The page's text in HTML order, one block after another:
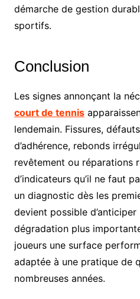
démarche de gestion
sportifs.
Conclusion
Les signes annonçant la
court de tennis
lendemain. Fissures,
d’adhérence, rebonds
revêtement ou réparations
d’indicateurs qu’il ne faut
un diagnostic dès les
devient possible d’anticiper
dégradation plus
joueurs une surface
adaptée à une pratique de
nombreuses années.